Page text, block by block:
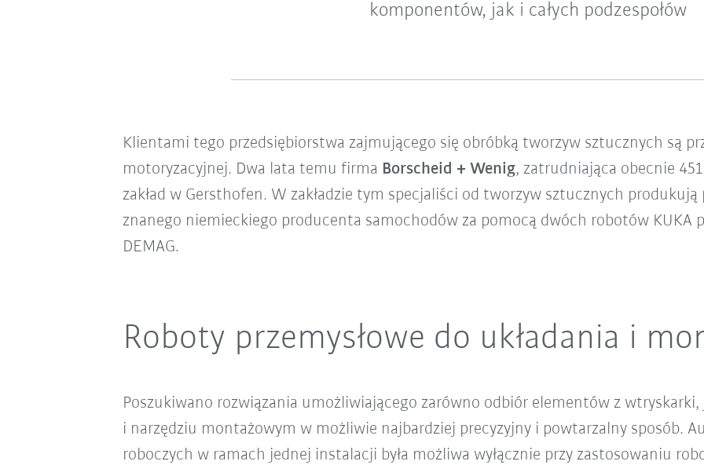
komponentów, jak i całych podzespołów
Klientami tego przedsiębiorstwa zajmującego się obróbką tworzyw sztucznych są
motoryzacyjnej. Dwa lata temu firma Borscheid + Wenig, zatrudniająca obecnie
zakład w Gersthofen. W zakładzie tym specjaliści od tworzyw sztucznych
znanego niemieckiego producenta samochodów za pomocą dwóch robotów KUKA
DEMAG.
Roboty przemysłowe do układania i
Poszukiwano rozwiązania umożliwiającego zarówno odbiór elementów z
i narzędziu montażowym w możliwie najbardziej precyzyjny i powtarzalny sposób.
roboczych w ramach jednej instalacji była możliwa wyłącznie przy zastosowaniu